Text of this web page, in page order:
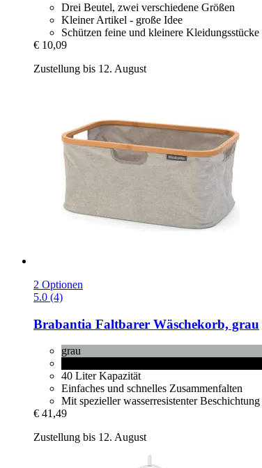
Drei Beutel, zwei verschiedene Größen
Kleiner Artikel - große Idee
Schützen feine und kleinere Kleidungsstücke
€ 10,09
Zustellung bis 12. August
2 Optionen
5.0 (4)
Brabantia Faltbarer Wäschekorb, grau
grau
40 Liter Kapazität
Einfaches und schnelles Zusammenfalten
Mit spezieller wasserresistenter Beschichtung
€ 41,49
Zustellung bis 12. August